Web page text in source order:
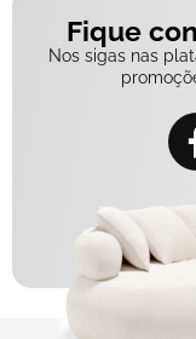
Fique
Nos sigas nas